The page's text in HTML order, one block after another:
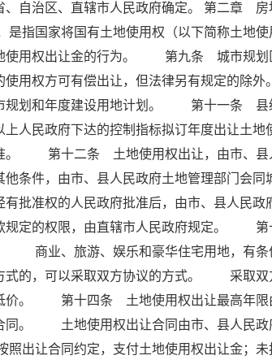
、自治区、直辖市人民政府确定。 第二章
国家将国有土地使用权（以下简称土地使
使用权出让金的行为。 第九条 城市规划
使用权方可有偿出让，但法律另有规定的
规划和年度建设用地计划。 第十一条 县
人民政府下达的控制指标拟订年度出让土
。 第十二条 土地使用权出让，由市、县
条件，由市、县人民政府土地管理部门会同
有批准权的人民政府批准后，由市、县人
规定的权限，由直辖市人民政府规定。
商业、旅游、娱乐和豪华住宅用地，有条
式的，可以采取双方协议的方式。 采取双
低价。 第十四条 土地使用权出让最高
同。 土地使用权出让合同由市、县人民政
让合同约定，支付土地使用权出让金；未